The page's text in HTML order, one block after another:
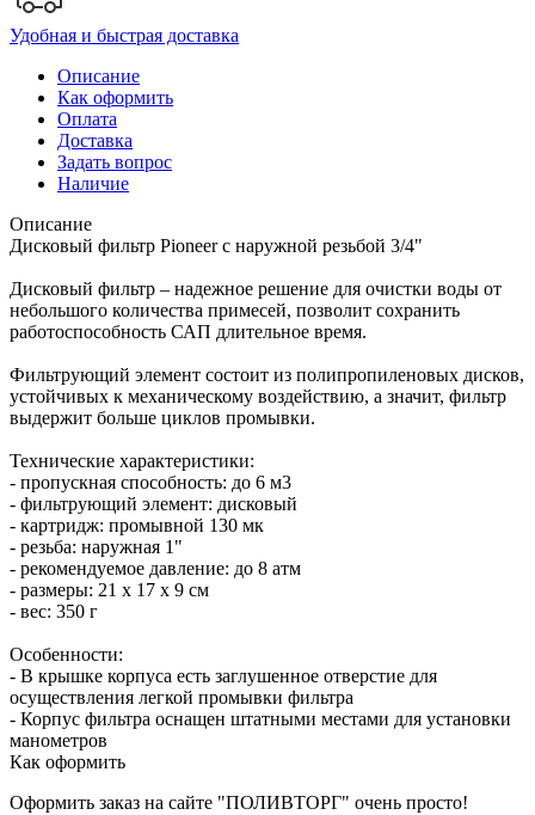
Удобная и быстрая доставка
Описание
Как оформить
Оплата
Доставка
Задать вопрос
Наличие
Описание
Дисковый фильтр Pioneer с наружной резьбой 3/4"
Дисковый фильтр – надежное решение для очистки воды от
небольшого количества примесей, позволит сохранить
работоспособность САП длительное время.
Фильтрующий элемент состоит из полипропиленовых дисков,
устойчивых к механическому воздействию, а значит, фильтр
выдержит больше циклов промывки.
Технические характеристики:
- пропускная способность: до 6 м3
- фильтрующий элемент: дисковый
- картридж: промывной 130 мк
- резьба: наружная 1"
- рекомендуемое давление: до 8 атм
- размеры: 21 х 17 х 9 см
- вес: 350 г
Особенности:
- В крышке корпуса есть заглушенное отверстие для
осуществления легкой промывки фильтра
- Корпус фильтра оснащен штатными местами для установки
манометров
Как оформить
Оформить заказ на сайте "ПОЛИВТОРГ" очень просто!